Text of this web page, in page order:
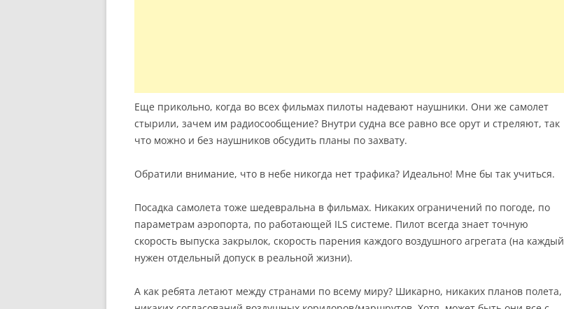
Еще прикольно, когда во всех фильмах пилоты надевают наушники. Они же самолет
стырили, зачем им радиосообщение? Внутри судна все равно все орут и стреляют, так
что можно и без наушников обсудить планы по захвату.
Обратили внимание, что в небе никогда нет трафика? Идеально! Мне бы так учиться.
Посадка самолета тоже шедевральна в фильмах. Никаких ограничений по погоде, по
параметрам аэропорта, по работающей ILS системе. Пилот всегда знает точную
скорость выпуска закрылок, скорость парения каждого воздушного агрегата (на каждый
нужен отдельный допуск в реальной жизни).
А как ребята летают между странами по всему миру? Шикарно, никаких планов полета,